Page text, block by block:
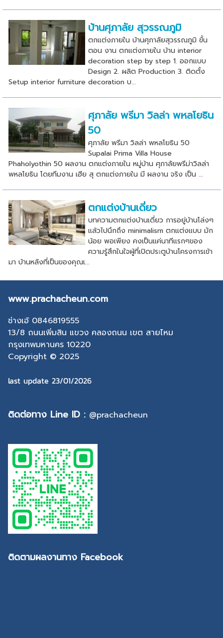
บ้านศุภาลัย สุวรรณภูมิ
ตกแต่งภายใน บ้านศุภาลัยสุวรรณภูมิ ขั้น
ตอน งาน ตกแต่งภายใน บ้าน interior
decoration step by step 1. ออกแบบ
Design 2. ผลิต Production 3. ติดตั้ง
Setup interior furniture decoration บ...
ศุภาลัย พรีมา วิลล่า พหลโยธิน
50
ศุภาลัย พรีมา วิลล่า พหลโยธิน 50
Supalai Prima Villa House
Phaholyothin 50 ผลงาน ตกแต่งภายใน หมู่บ้าน ศุภาลัยพรีม่าวิลล่า
พหลโยธิน โดยทีมงาน เฮีย สุ ตกแต่งภายใน มี ผลงาน จริง เป็น ...
ตกแต่งบ้านเดี่ยว
บทความตกแต่งบ้านเดี่ยว การอยู่บ้านโล่งๆ
แล้วไปนึกถึง minimalism ตกแต่งแบบ มัก
น้อย พอเพียง คงเป็นแค่นาทีแรกๆของ
ความรู้สึกในใจผู้ที่เปิดประตูบ้านโครงการเข้า
มา บ้านหลังที่เป็นของคุณเ...
www.prachacheun.com
ช่างเอ้ 0846819555
13/8 ถนนเพิ่มสิน แขวง คลองถนน เขต สายไหม
กรุงเทพมหานคร 10220
Copyright © 2025
last update 23/01/2026
ติดต่อทาง Line ID : @prachacheun
ติดตามผลงานทาง Facebook